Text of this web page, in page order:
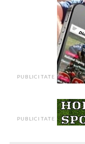
PUBLICITATE
PUBLICITATE